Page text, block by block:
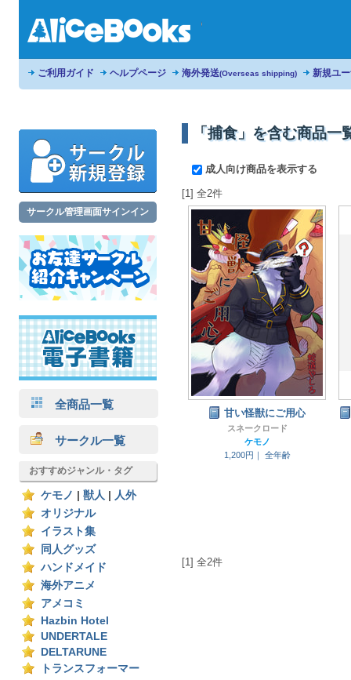
ご利用ガイド ヘルプページ 海外発送(Overseas shipping) 新規ユ
サークル管理画面サインイン
全商品一覧
サークル一覧
おすすめジャンル・タグ
ケモノ 獣人
人外
オリジナル
イラスト集
同人グッズ
ハンドメイド
海外アニメ
アメコミ
Hazbin Hotel
UNDERTALE
DELTARUNE
トランスフォーマー
「捕食」を含む商品一
成人向け商品を表示する
[1] 全2件
甘い怪獣にご用心
スネークロード
ケモノ
1,200円｜
全年齢
[1] 全2件